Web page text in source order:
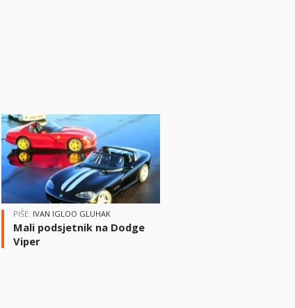
PIŠE: IVAN IGLOO GLUHAK
Mali podsjetnik na Dodge
Viper